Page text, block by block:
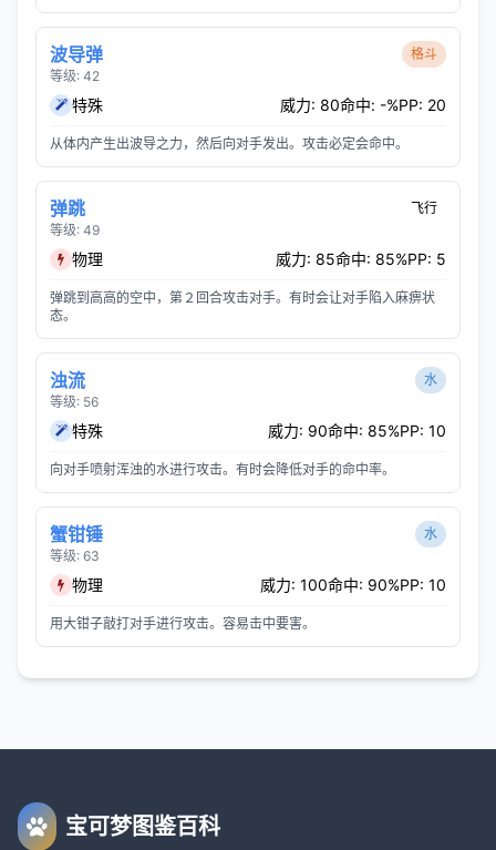
波导弹
等级: 42
格斗
特殊 威力: 80命中: -%PP: 20
从体内产生出波导之力，然后向对手发出。攻击必定会命中。
弹跳
等级: 49
飞行
物理 威力: 85命中: 85%PP: 5
弹跳到高高的空中，第２回合攻击对手。有时会让对手陷入麻痹状
态。
浊流
等级: 56
水
特殊 威力: 90命中: 85%PP: 10
向对手喷射浑浊的水进行攻击。有时会降低对手的命中率。
蟹钳锤
等级: 63
水
物理 威力: 100命中: 90%PP: 10
用大钳子敲打对手进行攻击。容易击中要害。
宝可梦图鉴百科